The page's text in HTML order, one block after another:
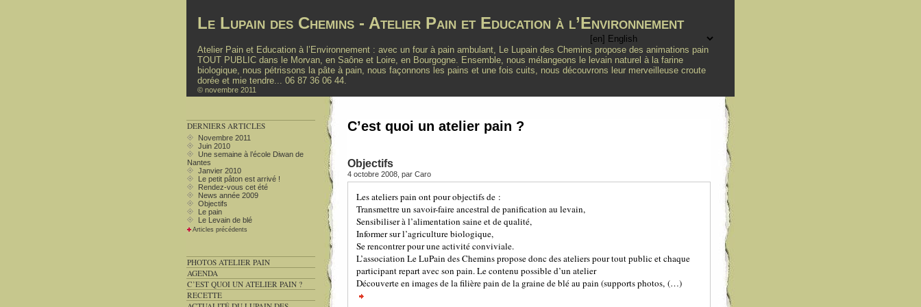
Le Lupain des Chemins - Atelier Pain et Education à l’Environnement
Atelier Pain et Education à l’Environnement : avec un four à pain ambulant, Le Lupain des Chemins propose des animations pain
TOUT PUBLIC dans le Morvan, en Saône et Loire, en Bourgogne. Ensemble, nous mélangeons le levain naturel à la farine
biologique, nous pétrissons la pâte à pain, nous façonnons les pains et une fois cuits, nous découvrons leur merveilleuse croute
dorée et mie tendre... 06 87 36 06 44.
© novembre 2011
C’est quoi un atelier pain ?
Objectifs
4 octobre 2008, par Caro
Les ateliers pain ont pour objectifs de :
Transmettre un savoir-faire ancestral de panification au levain,
Sensibiliser à l’alimentation saine et de qualité,
Informer sur l’agriculture biologique,
Se rencontrer pour une activité conviviale.
L’association Le LuPain des Chemins propose donc des ateliers pour tout public et chaque
participant repart avec son pain. Le contenu possible d’un atelier
Découverte en images de la filière pain de la graine de blé au pain (supports photos, (…)
suite
DERNIERS ARTICLES
Novembre 2011
Juin 2010
Une semaine à l’école Diwan de
Nantes
Janvier 2010
Le petit pâton est arrivé !
Rendez-vous cet été
News année 2009
Objectifs
Le pain
Le Levain de blé
Articles précédents
PHOTOS ATELIER PAIN
AGENDA
C’EST QUOI UN ATELIER PAIN ?
RECETTE